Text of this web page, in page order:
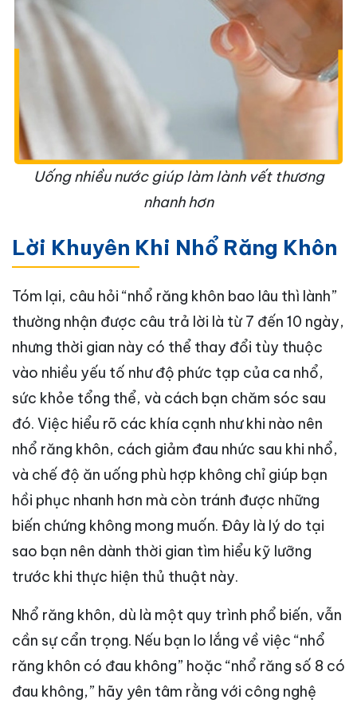
Uống nhiều nước giúp làm lành vết thương
nhanh hơn
Lời Khuyên Khi Nhổ Răng Khôn
Tóm lại, câu hỏi “nhổ răng khôn bao lâu thì lành”
thường nhận được câu trả lời là từ 7 đến 10 ngày,
nhưng thời gian này có thể thay đổi tùy thuộc
vào nhiều yếu tố như độ phức tạp của ca nhổ,
sức khỏe tổng thể, và cách bạn chăm sóc sau
đó. Việc hiểu rõ các khía cạnh như khi nào nên
nhổ răng khôn, cách giảm đau nhức sau khi nhổ,
và chế độ ăn uống phù hợp không chỉ giúp bạn
hồi phục nhanh hơn mà còn tránh được những
biến chứng không mong muốn. Đây là lý do tại
sao bạn nên dành thời gian tìm hiểu kỹ lưỡng
trước khi thực hiện thủ thuật này.
Nhổ răng khôn, dù là một quy trình phổ biến, vẫn
cần sự cẩn trọng. Nếu bạn lo lắng về việc “nhổ
răng khôn có đau không” hoặc “nhổ răng số 8 có
đau không,” hãy yên tâm rằng với công nghệ